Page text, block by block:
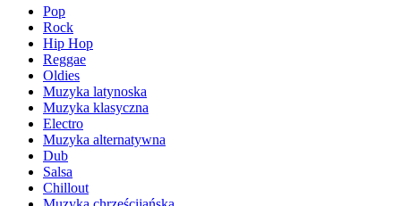
Pop
Rock
Hip Hop
Reggae
Oldies
Muzyka latynoska
Muzyka klasyczna
Electro
Muzyka alternatywna
Dub
Salsa
Chillout